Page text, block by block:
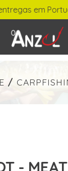
em Portugal
/
-